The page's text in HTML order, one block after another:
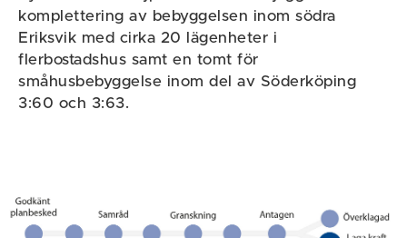
komplettering av bebyggelsen inom södra
Eriksvik med cirka 20 lägenheter i
flerbostadshus samt en tomt för
småhusbebyggelse inom del av Söderköping
3:60 och 3:63.